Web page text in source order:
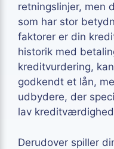
retningslinjer, men
som har stor
faktorer er din
historik med
kreditvurdering,
godkendt et lån,
udbydere, der
lav
Derudover spiller